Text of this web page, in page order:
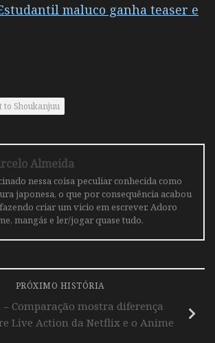
maluco ganha teaser e
to Shoukanjuu
Almeida
nessa coisa peculiar conhecida como
japonesa, o que por consequência acabou
criar um vicio em escrever. Adoro
mangás e ler/jogar quase tudo.
PRÓXIMO HISTÓRIA
Comparação mostra diferença
Live Action da Netflix e o Anime